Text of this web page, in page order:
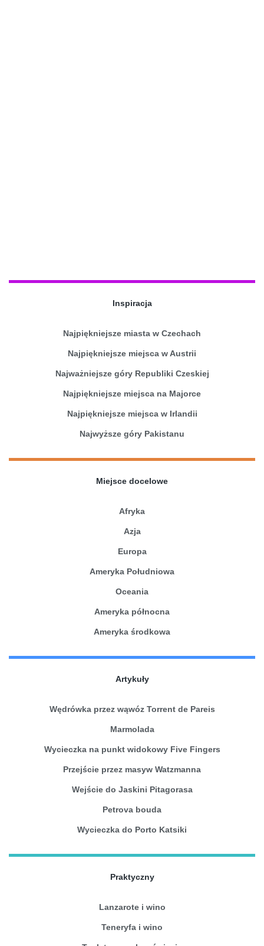
Inspiracja
Najpiękniejsze miasta w Czechach
Najpiękniejsze miejsca w Austrii
Najważniejsze góry Republiki Czeskiej
Najpiękniejsze miejsca na Majorce
Najpiękniejsze miejsca w Irlandii
Najwyższe góry Pakistanu
Miejsce docelowe
Afryka
Azja
Europa
Ameryka Południowa
Oceania
Ameryka północna
Ameryka środkowa
Artykuły
Wędrówka przez wąwóz Torrent de Pareis
Marmolada
Wycieczka na punkt widokowy Five Fingers
Przejście przez masyw Watzmanna
Wejście do Jaskini Pitagorasa
Petrova bouda
Wycieczka do Porto Katsiki
Praktyczny
Lanzarote i wino
Teneryfa i wino